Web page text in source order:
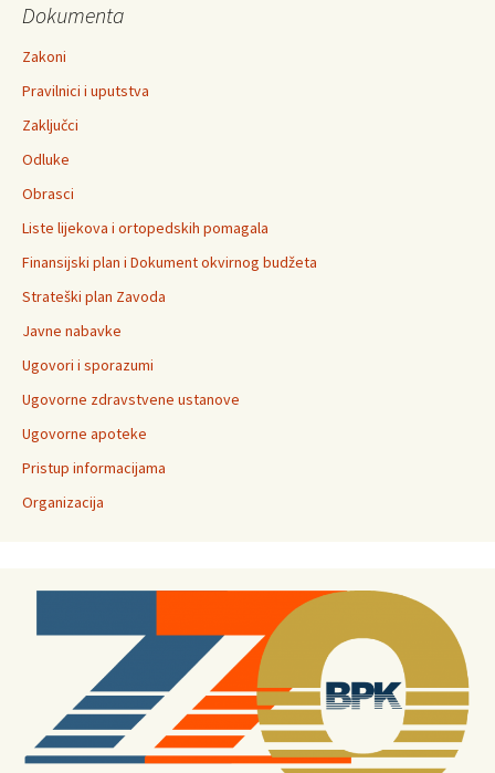
Dokumenta
Zakoni
Pravilnici i uputstva
Zaključci
Odluke
Obrasci
Liste lijekova i ortopedskih pomagala
Finansijski plan i Dokument okvirnog budžeta
Strateški plan Zavoda
Javne nabavke
Ugovori i sporazumi
Ugovorne zdravstvene ustanove
Ugovorne apoteke
Pristup informacijama
Organizacija